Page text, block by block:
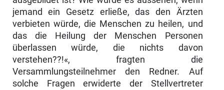
jemand ein Gesetz erließe, das den Ärzten
verbieten würde, die Menschen zu heilen, und
das die Heilung der Menschen Personen
überlassen würde, die nichts davon
verstehen??!«, fragten die
Versammlungsteilnehmer den Redner. Auf
solche Fragen erwiderte der Stellvertreter